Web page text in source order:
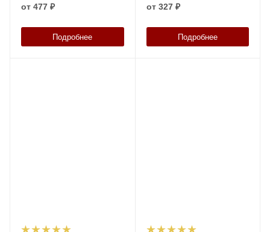
от 477 ₽
Подробнее
от 327 ₽
Подробнее